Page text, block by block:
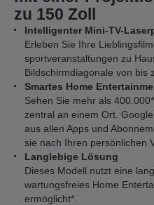
zu 150 Zoll
Intelligenter Mini-TV-
Erleben Sie Ihre
sportveranstaltungen zu
Bildschirmdiagonale von bis
Smartes Home
Sehen Sie mehr als
zentral an einem Ort.
aus allen Apps und
sie nach Ihren persönlichen
Langlebige Lösung
Dieses Modell nutzt eine
wartungsfreies Home
ermöglicht*.